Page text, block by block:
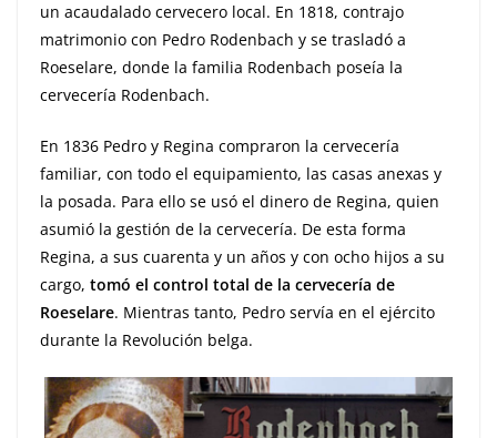
un acaudalado cervecero local. En 1818, contrajo
matrimonio con Pedro Rodenbach y se trasladó a
Roeselare, donde la familia Rodenbach poseía la
cervecería Rodenbach.
En 1836 Pedro y Regina compraron la cervecería
familiar, con todo el equipamiento, las casas anexas y
la posada. Para ello se usó el dinero de Regina, quien
asumió la gestión de la cervecería. De esta forma
Regina, a sus cuarenta y un años y con ocho hijos a su
cargo, tomó el control total de la cervecería de
Roeselare. Mientras tanto, Pedro servía en el ejército
durante la Revolución belga.